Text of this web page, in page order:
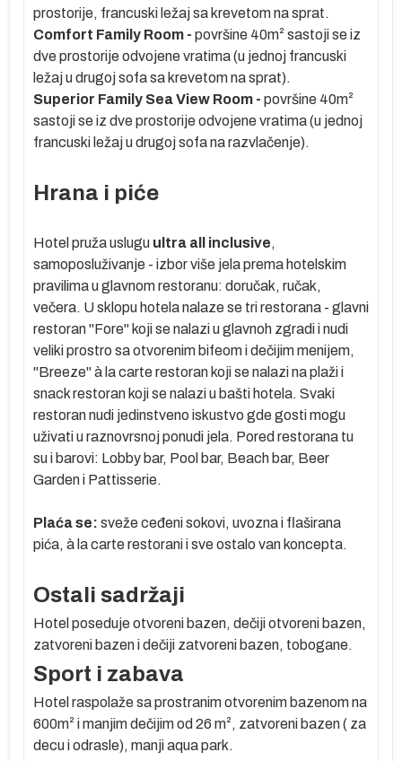
prostorije, francuski ležaj sa krevetom na sprat.
Comfort Family Room - površine 40m² sastoji se iz
dve prostorije odvojene vratima (u jednoj francuski
ležaj u drugoj sofa sa krevetom na sprat).
Superior Family Sea View Room - površine 40m²
sastoji se iz dve prostorije odvojene vratima (u jednoj
francuski ležaj u drugoj sofa na razvlačenje).
Hrana i piće
Hotel pruža uslugu ultra all inclusive,
samoposluživanje - izbor više jela prema hotelskim
pravilima u glavnom restoranu: doručak, ručak,
večera. U sklopu hotela nalaze se tri restorana - glavni
restoran "Fore" koji se nalazi u glavnoh zgradi i nudi
veliki prostro sa otvorenim bifeom i dečijim menijem,
"Breeze" à la carte restoran koji se nalazi na plaži i
snack restoran koji se nalazi u bašti hotela. Svaki
restoran nudi jedinstveno iskustvo gde gosti mogu
uživati u raznovrsnoj ponudi jela. Pored restorana tu
su i barovi: Lobby bar, Pool bar, Beach bar, Beer
Garden i Pattisserie.
Plaća se: sveže ceđeni sokovi, uvozna i flaširana
pića, à la carte restorani i sve ostalo van koncepta.
Ostali sadržaji
Hotel poseduje otvoreni bazen, dečiji otvoreni bazen,
zatvoreni bazen i dečiji zatvoreni bazen, tobogane.
Sport i zabava
Hotel raspolaže sa prostranim otvorenim bazenom na
600m² i manjim dečijim od 26 m², zatvoreni bazen ( za
decu i odrasle), manji aqua park.